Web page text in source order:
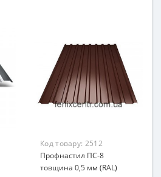
Код товару: 2512
Профнастил ПС-8
товщина 0,5 мм (RAL)